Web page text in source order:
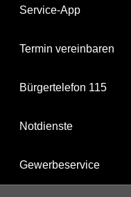
Service-App
Termin vereinbaren
Bürgertelefon 115
Notdienste
Gewerbeservice